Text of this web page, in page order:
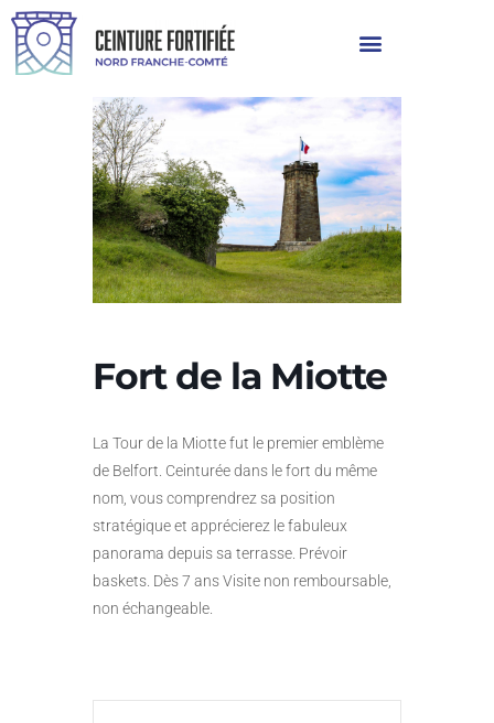
Fort de la Miotte
La Tour de la Miotte fut le premier emblème
de Belfort. Ceinturée dans le fort du même
nom, vous comprendrez sa position
stratégique et apprécierez le fabuleux
panorama depuis sa terrasse. Prévoir
baskets. Dès 7 ans Visite non remboursable,
non échangeable.